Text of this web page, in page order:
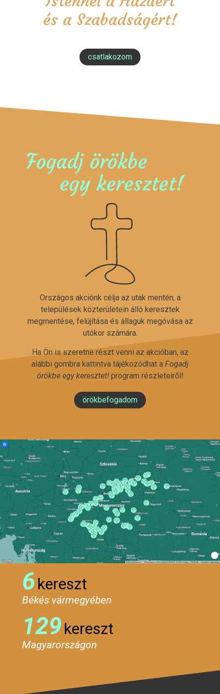
és a Szabadságért!
csatlakozom
Fogadj örökbe
egy keresztet!
Országos akciónk célja az utak mentén, a
települések közterületein álló keresztek
megmentése, felújítása és állaguk megóvása az
utókor számára.
Ha Ön is szeretne részt venni az akcióban, az
alábbi gombra kattintva tájékozódhat a Fogadj
örökbe egy keresztet!program részleteiről!
örökbefogadom
6 kereszt
Békés vármegyében
129kereszt
Magyarországon